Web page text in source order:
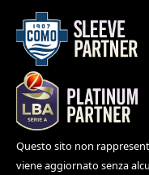
Questo sito non
viene aggiornato senza